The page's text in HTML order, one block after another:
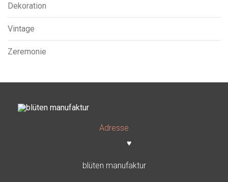
Dekoration
Vintage
Zeremonie
Adresse
♥
blüten manufaktur